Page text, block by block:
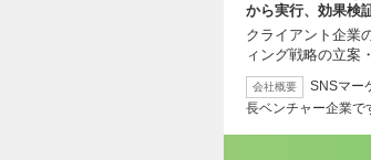
から実行、効果検
クライアント企業
ィング戦略の立案
会社概要
SNSマー
長ベンチャー企業